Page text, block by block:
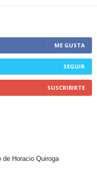
ME GUSTA
SEGUIR
SUSCRIBIRTE
de Horacio Quiroga